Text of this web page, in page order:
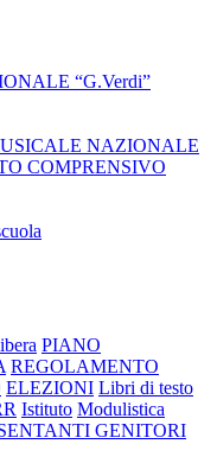
“G.Verdi”
NAZIONALE
COMPRENSIVO
PIANO
REGOLAMENTO
ELEZIONI Libri di testo
Istituto Modulistica
GENITORI